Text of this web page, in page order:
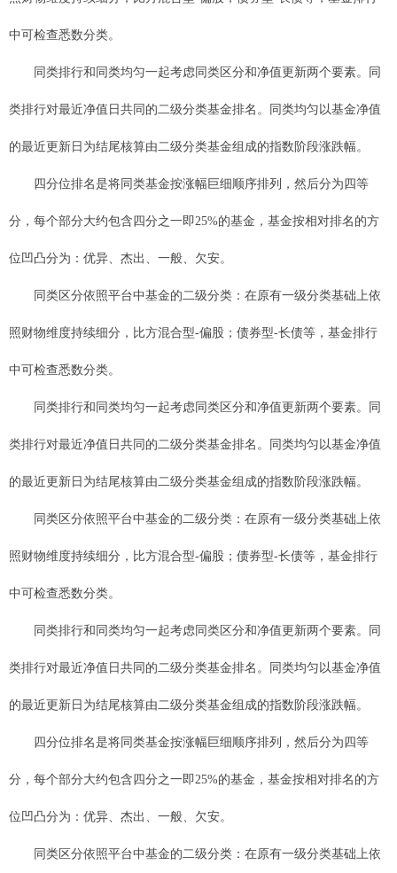
中可检查悉数分类。
同类排行和同类均匀一起考虑同类区分和净值更新两个要素。同
类排行对最近净值日共同的二级分类基金排名。同类均匀以基金净值
的最近更新日为结尾核算由二级分类基金组成的指数阶段涨跌幅。
四分位排名是将同类基金按涨幅巨细顺序排列，然后分为四等
分，每个部分大约包含四分之一即25%的基金，基金按相对排名的方
位凹凸分为：优异、杰出、一般、欠安。
同类区分依照平台中基金的二级分类：在原有一级分类基础上依
照财物维度持续细分，比方混合型-偏股；债券型-长债等，基金排行
中可检查悉数分类。
同类排行和同类均匀一起考虑同类区分和净值更新两个要素。同
类排行对最近净值日共同的二级分类基金排名。同类均匀以基金净值
的最近更新日为结尾核算由二级分类基金组成的指数阶段涨跌幅。
同类区分依照平台中基金的二级分类：在原有一级分类基础上依
照财物维度持续细分，比方混合型-偏股；债券型-长债等，基金排行
中可检查悉数分类。
同类排行和同类均匀一起考虑同类区分和净值更新两个要素。同
类排行对最近净值日共同的二级分类基金排名。同类均匀以基金净值
的最近更新日为结尾核算由二级分类基金组成的指数阶段涨跌幅。
四分位排名是将同类基金按涨幅巨细顺序排列，然后分为四等
分，每个部分大约包含四分之一即25%的基金，基金按相对排名的方
位凹凸分为：优异、杰出、一般、欠安。
同类区分依照平台中基金的二级分类：在原有一级分类基础上依